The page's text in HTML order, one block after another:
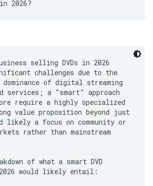
selling DVDs in 2026
challenges due to the
dominance of digital streaming
services; a "smart" approach
require a highly specialized
value proposition beyond just
likely a focus on community or
rather than mainstream
of what a smart DVD
would likely entail: